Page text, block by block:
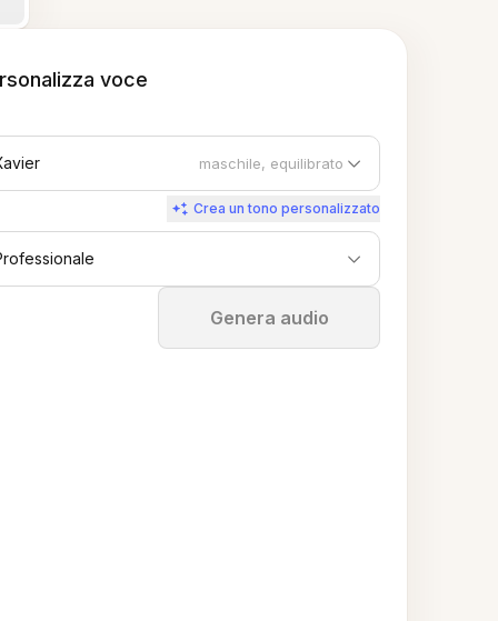
voce
maschile, equilibrato
Crea un tono personalizzato
Genera audio
Ferma